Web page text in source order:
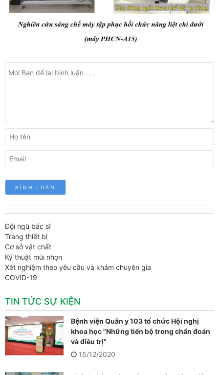
Đội ngũ bác sĩ
Trang thiết bị
Cơ sở vật chất
Kỹ thuật mũi nhọn
Xét nghiệm theo yêu cầu và khám chuyên gia
COVID-19
TIN TỨC SỰ KIỆN
Bệnh viện Quân y 103 tổ chức Hội nghị
khoa học "Những tiến bộ trong chẩn đoán
và điều trị"
15/12/2020